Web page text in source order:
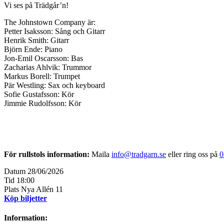
Vi ses på Trädgår’n!
The Johnstown Company är:
Petter Isaksson: Sång och Gitarr
Henrik Smith: Gitarr
Björn Ende: Piano
Jon-Emil Oscarsson: Bas
Zacharias Ahlvik: Trummor
Markus Borell: Trumpet
Pär Westling: Sax och keyboard
Sofie Gustafsson: Kör
Jimmie Rudolfsson: Kör
För rullstols information: Maila info@tradgarn.se eller ring oss på
Datum 28/06/2026
Tid 18:00
Plats Nya Allén 11
Köp biljetter
Information: